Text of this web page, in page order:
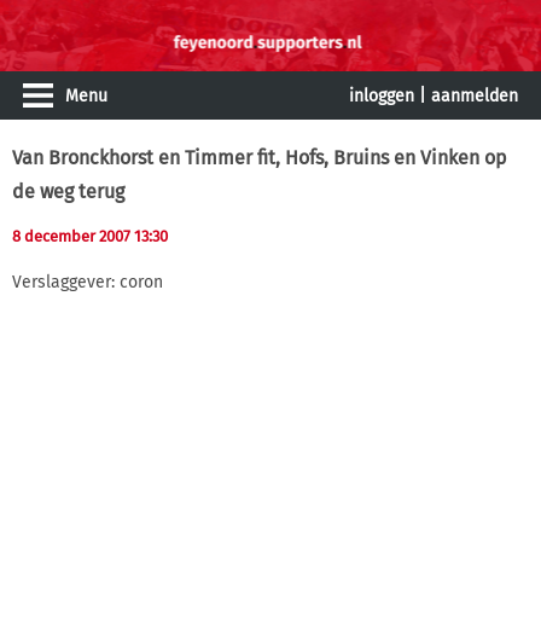
Menu inloggen aanmelden
Van Bronckhorst en Timmer fit, Hofs, Bruins en Vinken op
de weg terug
8 december 2007 13:30
Verslaggever: coron